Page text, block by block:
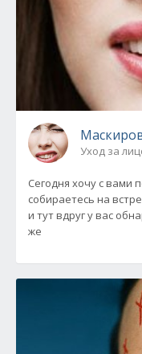
Уход за
Сегодня хочу с вами
собираетесь на
и тут вдруг у вас
же